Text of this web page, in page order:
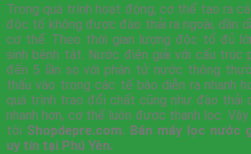
Trong quá trình hoạt động, cơ thể tạo ra
độc tố không được đào thải ra ngoài, dần
cơ thể. Theo thời gian lượng độc tố đủ
sinh bệnh tật. Nước điện giải với cấu trúc
đến 5 lần so với phân tử nước thông
thấu vào trong các tế bào diễn ra nhanh
quá trình trao đổi chất cũng như đào thải
nhanh hơn, cơ thể luôn được thanh lọc.
tôi Shopdepre.com. Bán máy lọc nước
uy tín tại Phú Yên.